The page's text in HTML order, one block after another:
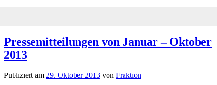
Pressemitteilungen von Januar – Oktober
2013
Publiziert am 29. Oktober 2013 von Fraktion